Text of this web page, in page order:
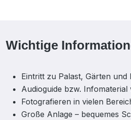
Wichtige
Eintritt zu Palast, Gärten
Audioguide bzw.
Fotografieren in vielen
Große Anlage – bequemes